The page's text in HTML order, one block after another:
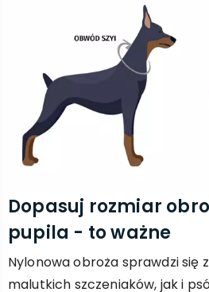
Dopasuj rozmiar
pupila - to ważne
Nylonowa obroża sprawdzi się
malutkich szczeniaków, jak i